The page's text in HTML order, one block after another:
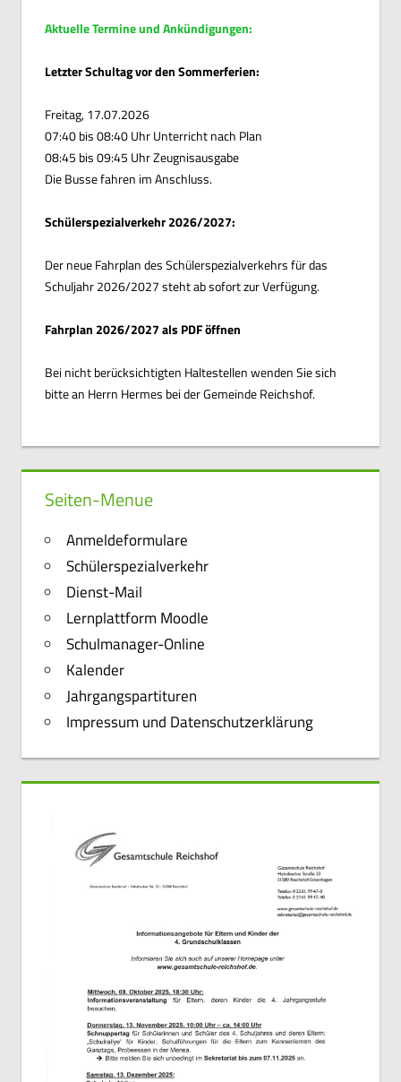
Aktuelle Termine und Ankündigungen:
Letzter Schultag vor den Sommerferien:
Freitag, 17.07.2026
07:40 bis 08:40 Uhr Unterricht nach Plan
08:45 bis 09:45 Uhr Zeugnisausgabe
Die Busse fahren im Anschluss.
Schülerspezialverkehr 2026/2027:
Der neue Fahrplan des Schülerspezialverkehrs für das
Schuljahr 2026/2027 steht ab sofort zur Verfügung.
Fahrplan 2026/2027 als PDF öffnen
Bei nicht berücksichtigten Haltestellen wenden Sie sich
bitte an Herrn Hermes bei der Gemeinde Reichshof.
Seiten-Menue
Anmeldeformulare
Schülerspezialverkehr
Dienst-Mail
Lernplattform Moodle
Schulmanager-Online
Kalender
Jahrgangspartituren
Impressum und Datenschutzerklärung